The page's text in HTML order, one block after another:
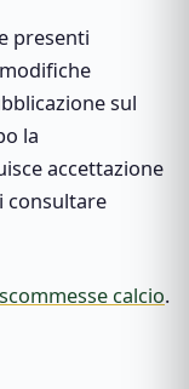
presenti
sul
la
accettazione
consultare
calcio.